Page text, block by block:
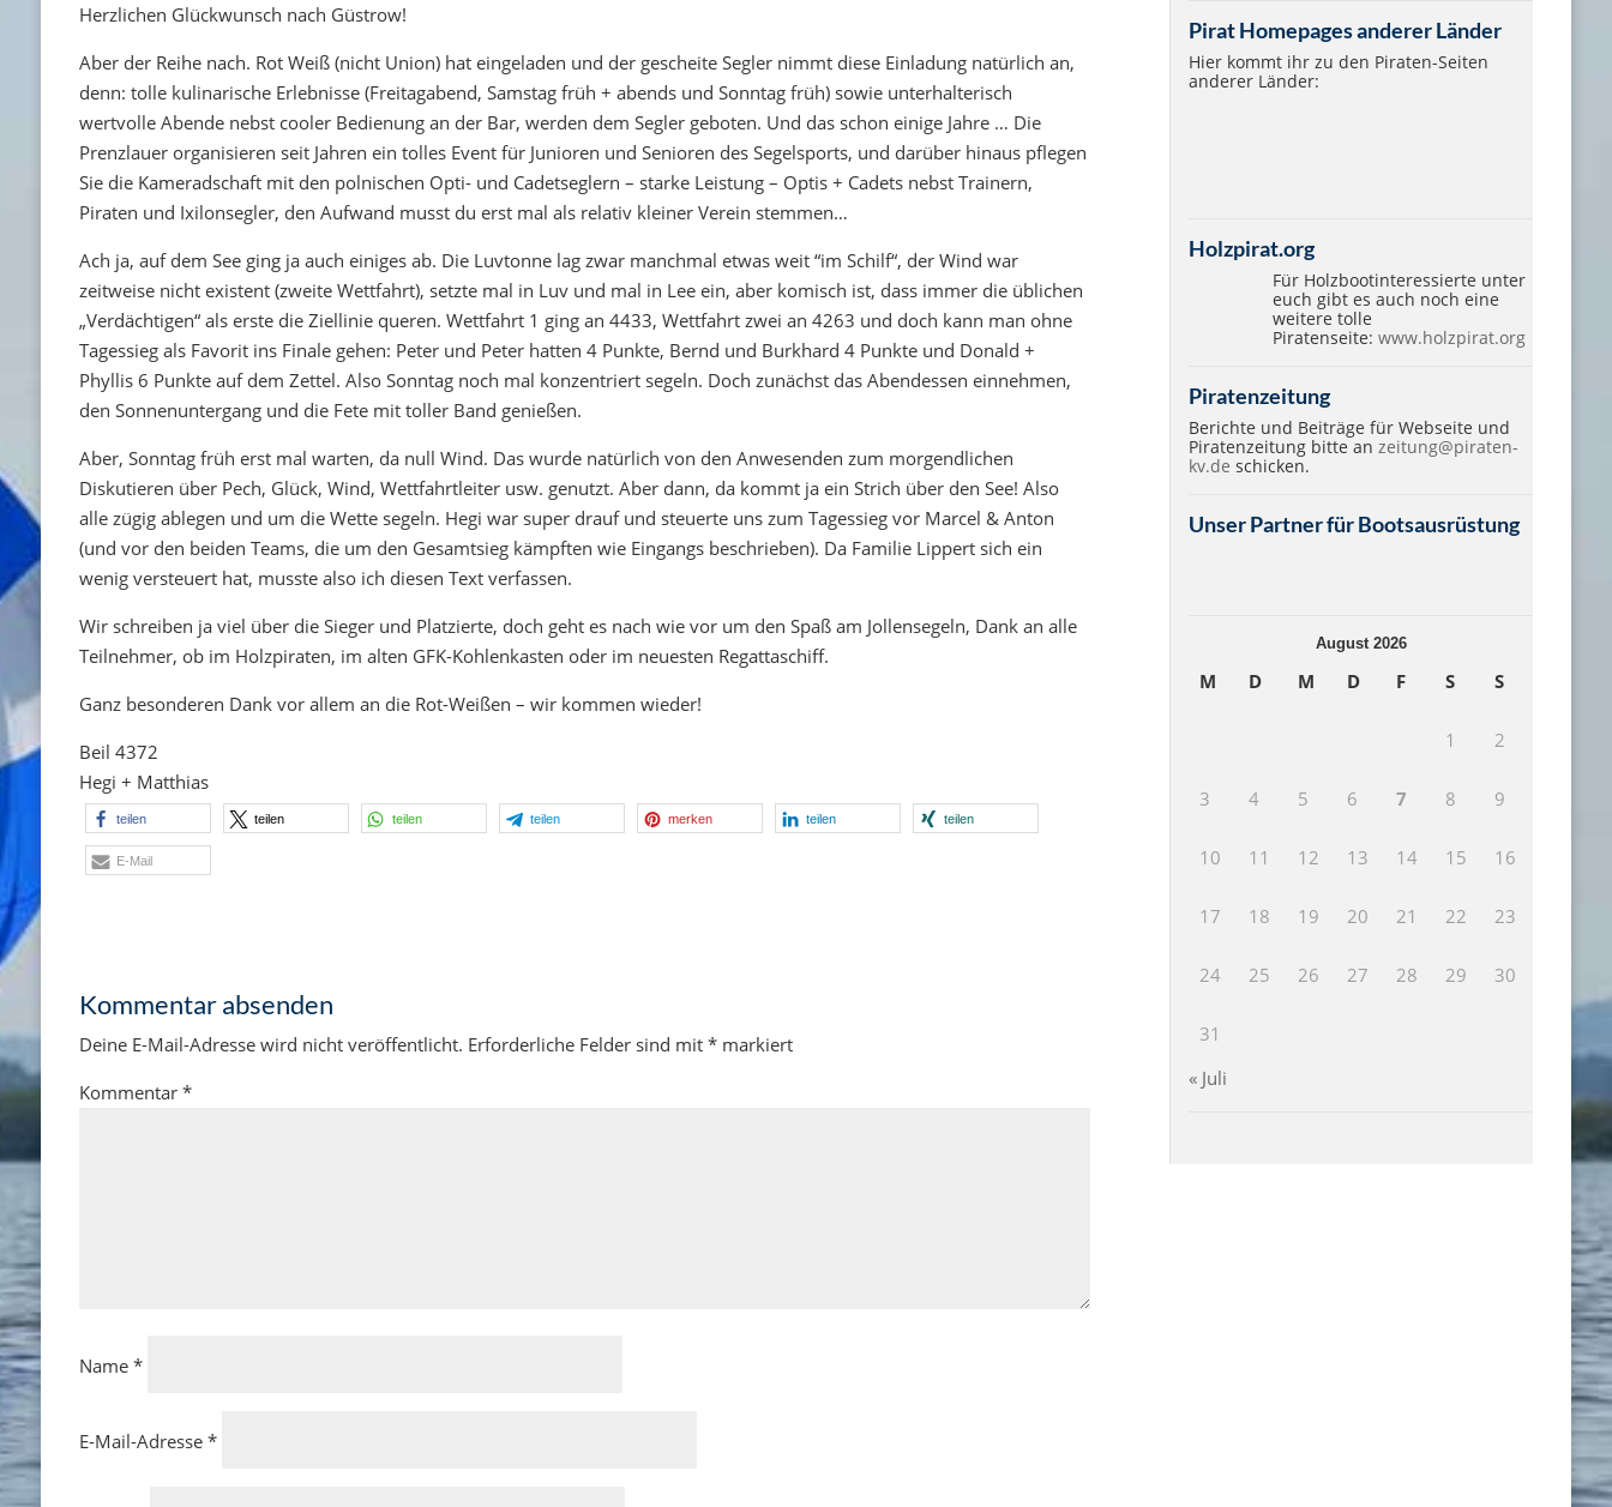
Herzlichen Glückwunsch nach Güstrow!
Aber der Reihe nach. Rot Weiß (nicht Union) hat eingeladen und der gescheite Segler nimmt diese Einladung natürlich an,
denn: tolle kulinarische Erlebnisse (Freitagabend, Samstag früh + abends und Sonntag früh) sowie unterhalterisch
wertvolle Abende nebst cooler Bedienung an der Bar, werden dem Segler geboten. Und das schon einige Jahre … Die
Prenzlauer organisieren seit Jahren ein tolles Event für Junioren und Senioren des Segelsports, und darüber hinaus pflegen
Sie die Kameradschaft mit den polnischen Opti- und Cadetseglern – starke Leistung – Optis + Cadets nebst Trainern,
Piraten und Ixilonsegler, den Aufwand musst du erst mal als relativ kleiner Verein stemmen…
Ach ja, auf dem See ging ja auch einiges ab. Die Luvtonne lag zwar manchmal etwas weit “im Schilf“, der Wind war
zeitweise nicht existent (zweite Wettfahrt), setzte mal in Luv und mal in Lee ein, aber komisch ist, dass immer die üblichen
„Verdächtigen“ als erste die Ziellinie queren. Wettfahrt 1 ging an 4433, Wettfahrt zwei an 4263 und doch kann man ohne
Tagessieg als Favorit ins Finale gehen: Peter und Peter hatten 4 Punkte, Bernd und Burkhard 4 Punkte und Donald +
Phyllis 6 Punkte auf dem Zettel. Also Sonntag noch mal konzentriert segeln. Doch zunächst das Abendessen einnehmen,
den Sonnenuntergang und die Fete mit toller Band genießen.
Aber, Sonntag früh erst mal warten, da null Wind. Das wurde natürlich von den Anwesenden zum morgendlichen
Diskutieren über Pech, Glück, Wind, Wettfahrtleiter usw. genutzt. Aber dann, da kommt ja ein Strich über den See! Also
alle zügig ablegen und um die Wette segeln. Hegi war super drauf und steuerte uns zum Tagessieg vor Marcel & Anton
(und vor den beiden Teams, die um den Gesamtsieg kämpften wie Eingangs beschrieben). Da Familie Lippert sich ein
wenig versteuert hat, musste also ich diesen Text verfassen.
Wir schreiben ja viel über die Sieger und Platzierte, doch geht es nach wie vor um den Spaß am Jollensegeln, Dank an alle
Teilnehmer, ob im Holzpiraten, im alten GFK-Kohlenkasten oder im neuesten Regattaschiff.
Ganz besonderen Dank vor allem an die Rot-Weißen – wir kommen wieder!
Beil 4372
Hegi + Matthias
teilen teilen teilen teilen merken teilen teilen
E-Mail
Kommentar absenden
Deine E-Mail-Adresse wird nicht veröffentlicht. Erforderliche Felder sind mit *markiert
Kommentar *
Name *
E-Mail-Adresse *
Pirat Homepages anderer Länder
Hier kommt ihr zu den Piraten-Seiten
anderer Länder:
Holzpirat.org
Für Holzbootinteressierte unter
euch gibt es auch noch eine
weitere tolle
Piratenseite:www.holzpirat.org
Piratenzeitung
Berichte und Beiträge für Webseite und
Piratenzeitung bitte anzeitung@piraten-
kv.de schicken.
Unser Partner für Bootsausrüstung
August 2026
M D M D F S S
1 2
3 4 5 6 7 8 9
10 11 12 13 14 15 16
17 18 19 20 21 22 23
24 25 26 27 28 29 30
31
« Juli